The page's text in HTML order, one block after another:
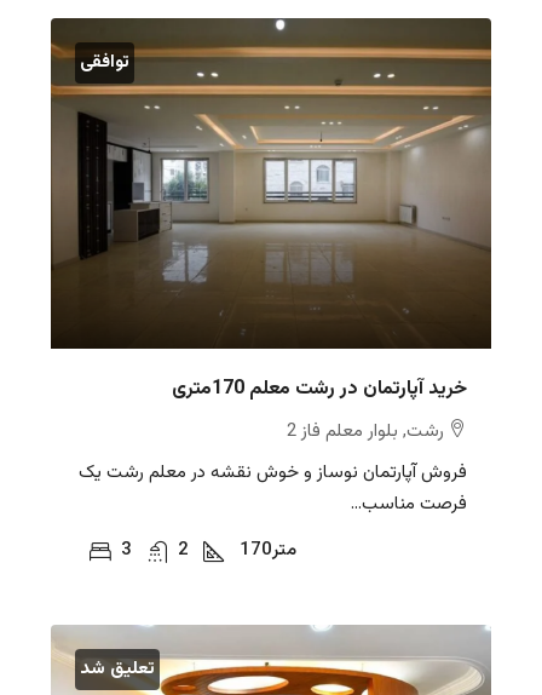
توافقی
خرید آپارتمان در رشت معلم 170متری
رشت, بلوار معلم فاز 2
فروش آپارتمان نوساز و خوش نقشه در معلم رشت یک
فرصت مناسب...
3
2 170متر
تعلیق شد